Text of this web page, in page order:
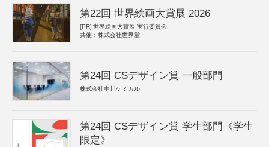
第22回 世界絵画大賞展 2026
[PR] 世界絵画大賞展 実行委員会
共催：株式会社世界堂
第24回 CSデザイン賞 一般部門
株式会社中川ケミカル
第24回 CSデザイン賞 学生部門《学生
限定》